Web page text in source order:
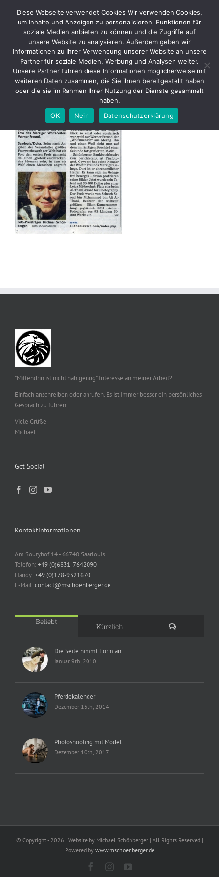
content
2011 12 17 SZ – Saarlouiser
gewinnt einen der weltweit
größten Fotowettbewerbe
"Mittendrin ist nicht nah genug" Interesse an meiner Arbeit?
Einfach anschreiben oder anrufen. Es ist immer besser ein persönliches
Gespräch zu führen.
Viele Grüße
Michael
Get Social
Kontaktinformationen
Am Soutyhof 14 - 66740 Saarlouis
Telefon:+49 (0)6831-7642090
Handy:+49 (0)178-9321670
E-Mail:contact@mschoenberger.de
Beliebt
Kürzlich Kommentare
Die Seite nimmt Form an.
Januar 9th, 2010
Pferdekalender
Dezember 15th, 2014
Photoshooting mit Model
Dezember 10th, 2017
© Copyright - 2026 | Website by Michael Schönberger | All Rights Reserved |
Powered by www.mschoenberger.de
FacebookInstagramYouTube
Diese Webseite verwendet Cookies Wir verwenden Cookies,
um Inhalte und Anzeigen zu personalisieren, Funktionen für
soziale Medien anbieten zu können und die Zugriffe auf
unsere Website zu analysieren. Außerdem geben wir
Informationen zu Ihrer Verwendung unserer Website an unsere
Partner für soziale Medien, Werbung und Analysen weiter.
Unsere Partner führen diese Informationen möglicherweise mit
weiteren Daten zusammen, die Sie ihnen bereitgestellt haben
oder die sie im Rahmen Ihrer Nutzung der Dienste gesammelt
haben.
OK
Nein Datenschutzerklärung